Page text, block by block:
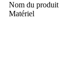
Nom du produit
Matériel